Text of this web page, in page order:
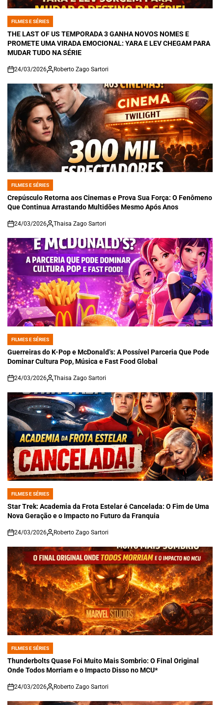
POSTED
IN
FILMES E SÉRIES
THE LAST OF US TEMPORADA 3 GANHA NOVOS NOMES E
PROMETE UMA VIRADA EMOCIONAL: YARA E LEV CHEGAM PARA
MUDAR TUDO NA SÉRIE
on
24/03/2026 Roberto Zago Sartori
POSTED
IN
FILMES E SÉRIES
Crepúsculo Retorna aos Cinemas e Prova Sua Força: O Fenômeno
Que Continua Arrastando Multidões Mesmo Após Anos
on
24/03/2026 Thaisa Zago Sartori
POSTED
IN
FILMES E SÉRIES
Guerreiras do K-Pop e McDonald’s: A Possível Parceria Que Pode
Dominar Cultura Pop, Música e Fast Food Global
on
24/03/2026 Thaisa Zago Sartori
POSTED
IN
FILMES E SÉRIES
Star Trek: Academia da Frota Estelar é Cancelada: O Fim de Uma
Nova Geração e o Impacto no Futuro da Franquia
on
24/03/2026 Roberto Zago Sartori
POSTED
IN
FILMES E SÉRIES
Thunderbolts Quase Foi Muito Mais Sombrio: O Final Original
Onde Todos Morriam e o Impacto Disso no MCU*
on
24/03/2026 Roberto Zago Sartori